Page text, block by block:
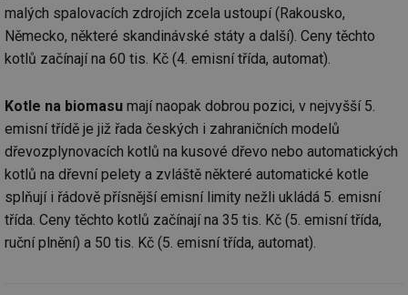
malých spalovacích zdrojích zcela ustoupí (Rakousko,
Německo, některé skandinávské státy a další). Ceny těchto
kotlů začínají na 60 tis. Kč (4. emisní třída, automat).
Kotle na biomasu mají naopak dobrou pozici, v nejvyšší 5.
emisní třídě je již řada českých i zahraničních modelů
dřevozplynovacích kotlů na kusové dřevo nebo automatických
kotlů na dřevní pelety a zvláště některé automatické kotle
splňují i řádově přísnější emisní limity nežli ukládá 5. emisní
třída. Ceny těchto kotlů začínají na 35 tis. Kč (5. emisní třída,
ruční plnění) a 50 tis. Kč (5. emisní třída, automat).
Funkční soubory
Nezařazené
soubory
Nezbytně nutné soubory
Výkonové soubory
Soubory cílení
Funkční soubory
Nezařazené soubory
Nezbytně nutné soubory cookie umožňují základní
funkce webových stránek, jako je přihlášení